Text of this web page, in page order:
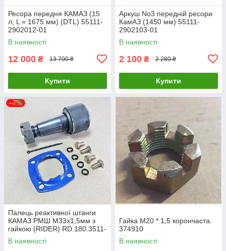
Ресора передня КАМАЗ (15
л, L = 1675 мм) (DTL) 55111-
2902012-01
В наявності
12 000 ₴ 13 700 ₴
Купити
Аркуш No3 передній ресори
КамАЗ (1450 мм) 55111-
2902103-01
В наявності
2 100 ₴ 2 280 ₴
Купити
–7%
Палець реактивної штанги
КАМАЗ РМШ М33х1,5мм з
гайкою (RIDER) RD.180.3511-
026
В наявності
Гайка М20 * 1,5 корончаста.
374910
В наявності